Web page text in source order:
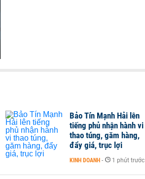
Bảo Tín Mạnh Hải lên
tiếng phủ nhận hành vi
thao túng, găm hàng,
đẩy giá, trục lợi
KINH DOANH - 1 phút trước